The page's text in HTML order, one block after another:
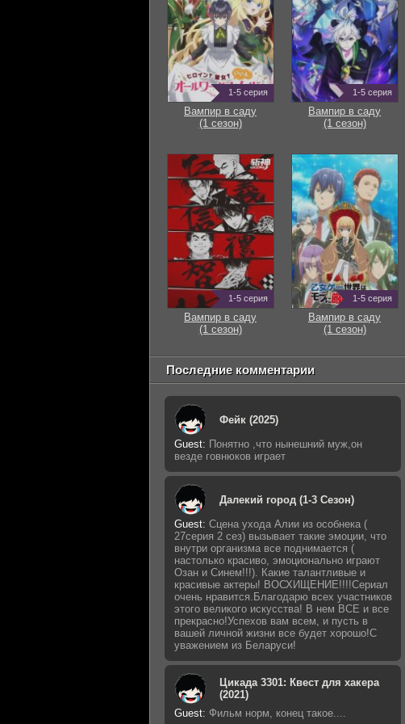
1-5 серия
Вампир в саду
(1 сезон)
1-5 серия
Вампир в саду
(1 сезон)
1-5 серия
Вампир в саду
(1 сезон)
1-5 серия
Вампир в саду
(1 сезон)
Последние комментарии
Фейк (2025)
Guest: Понятно ,что нынешний муж,он
везде говнюков играет
Далекий город (1-3 Сезон)
Guest: Сцена ухода Алии из особнека (
27серия 2 сез) вызывает такие эмоции, что
внутри организма все поднимается (
настолько красиво, эмоционально играют
Озан и Синем!!!). Какие талантливые и
красивые актеры! ВОСХИЩЕНИЕ!!!!Сериал
очень нравится.Благодарю всех участников
этого великого искусства! В нем ВСЕ и все
прекрасно!Успехов вам всем, и пусть в
вашей личной жизни все будет хорошо!С
уважением из Беларуси!
Цикада 3301: Квест для хакера
(2021)
Guest: Фильм норм, конец такое....